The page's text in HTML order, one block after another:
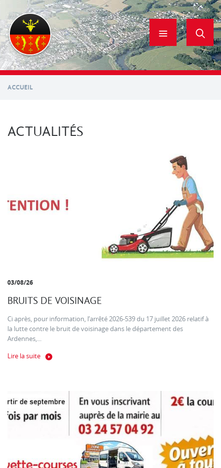
contenu
principal
ACCUEIL
ACTUALITÉS
03/08/26
BRUITS DE VOISINAGE
Ci après, pour information, l’arrêté 2026-539 du 17 juillet 2026 relatif à
la lutte contre le bruit de voisinage dans le département des
Ardennes,...
Lire la suite